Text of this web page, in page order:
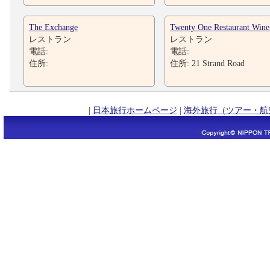
The Exchange
レストラン
電話:
住所:
Twenty One Restaurant
レストラン
電話:
住所: 21 Strand Road
| 日本旅行ホームページ | 海外旅行（ツアー・航